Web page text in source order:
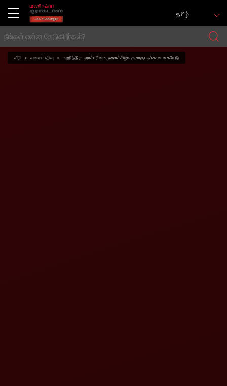
தமிழ்
வீடு வலைப்பதிவு மஹிந்திரா டிராக்டரின் உருளைக்கிழங்கு சாகுபடிக்கான கையேடு